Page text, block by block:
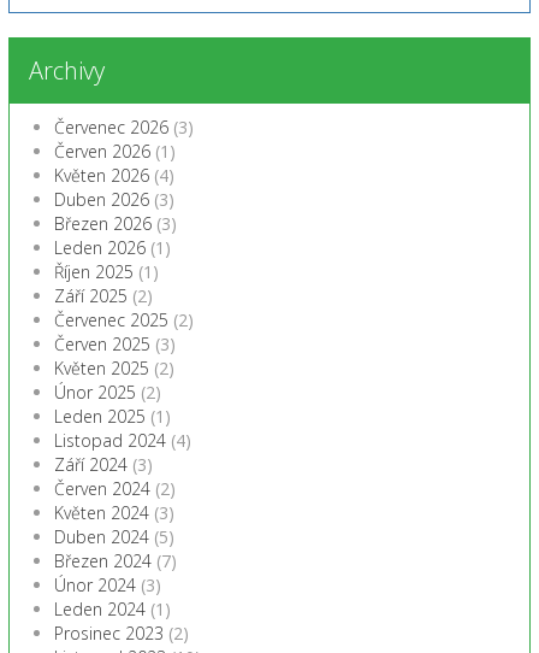
Archivy
Červenec 2026 (3)
Červen 2026 (1)
Květen 2026 (4)
Duben 2026 (3)
Březen 2026 (3)
Leden 2026 (1)
Říjen 2025 (1)
Září 2025 (2)
Červenec 2025 (2)
Červen 2025 (3)
Květen 2025 (2)
Únor 2025 (2)
Leden 2025 (1)
Listopad 2024 (4)
Září 2024 (3)
Červen 2024 (2)
Květen 2024 (3)
Duben 2024 (5)
Březen 2024 (7)
Únor 2024 (3)
Leden 2024 (1)
Prosinec 2023 (2)